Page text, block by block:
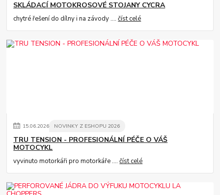
SKLÁDACÍ MOTOKROSOVÉ STOJANY CYCRA
chytré řešení do dílny i na závody ....číst celé
15.06.2026 NOVINKY Z ESHOPU 2026
TRU TENSION - PROFESIONÁLNÍ PÉČE O VÁŠ
MOTOCYKL
vyvinuto motorkáři pro motorkáře ....číst celé